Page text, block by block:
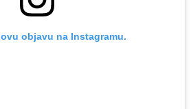
objavu na Instagramu.